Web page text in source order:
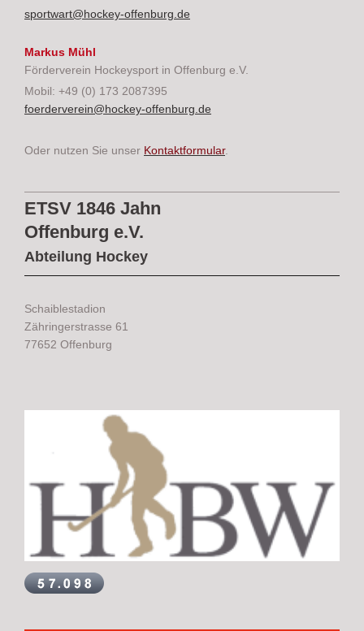
sportwart@hockey-offenburg.de
Markus Mühl
Förderverein Hockeysport in Offenburg e.V.
Mobil: +49 (0) 173 2087395
foerderverein@hockey-offenburg.de
Oder nutzen Sie unser Kontaktformular.
ETSV 1846 Jahn
Offenburg e.V.
Abteilung Hockey
Schaiblestadion
Zähringerstrasse 61
77652 Offenburg